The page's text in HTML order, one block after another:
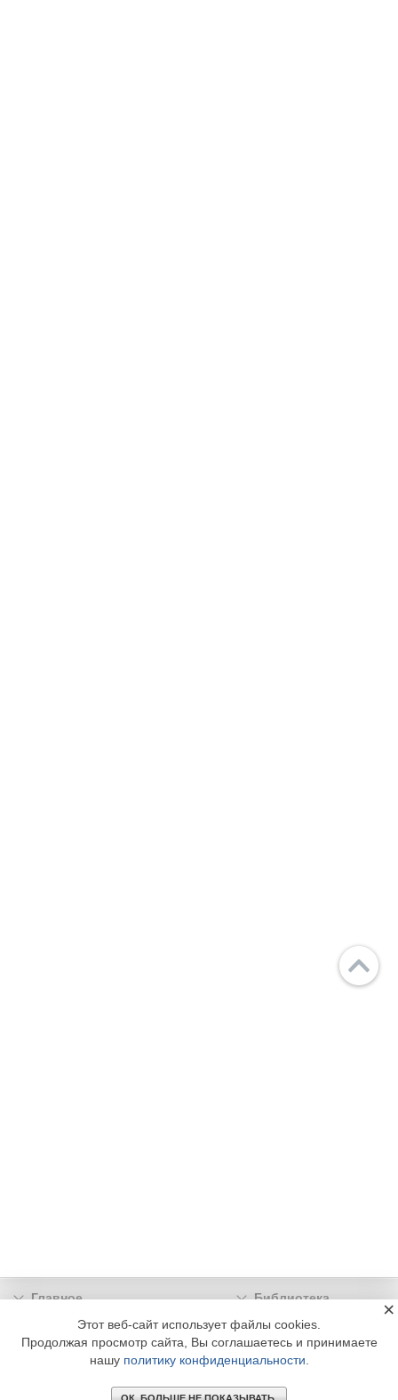
Главное
Библиотека
Подписка
Реклама
Информация
© 2002 - 2026 OOO Издательский дом «МЕДИА ТЕХНОЛОДЖИ» +7 (495) 665-00-
Этот веб-сайт использует файлы cookies.
Продолжая просмотр сайта, Вы соглашаетесь и принимаете
нашу политику конфиденциальности
×